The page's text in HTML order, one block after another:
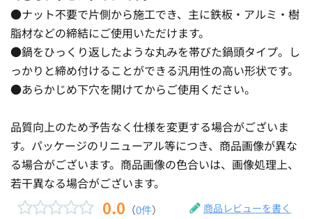
●ナット不要で片側から施工でき、主に鉄板・アルミ・樹
脂材などの締結にご使用いただけます。
●鍋をひっくり返したような丸みを帯びた鍋頭タイプ。し
っかりと締め付けることができる汎用性の高い形状です。
●あらかじめ下穴を開けてからご使用ください。
品質向上のため予告なく仕様を変更する場合がございま
す。パッケージのリニューアル等につき、商品画像が異な
る場合がございます。商品画像の色合いは、画像処理上、
若干異なる場合がございます。
0.0 （0件） 商品レビューを書く